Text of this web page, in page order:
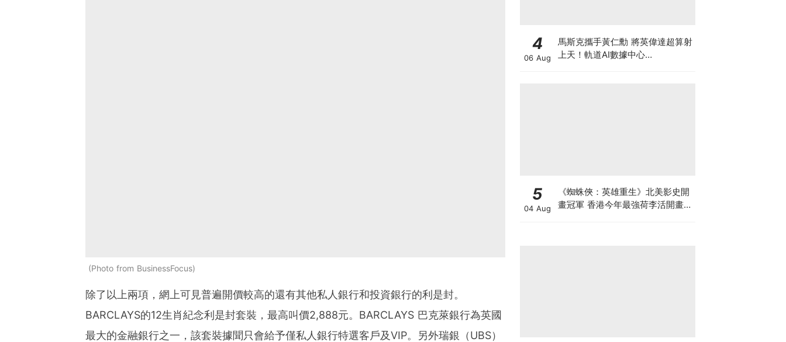
Photo from BusinessFocus
除了以上兩項，網上可見普遍開價較高的還有其他私人銀行和投資銀行的利是封。
BARCLAYS的12生肖紀念利是封套裝，最高叫價2,888元。BARCLAYS 巴克萊銀行為英國
最大的金融銀行之一，該套裝據聞只會給予僅私人銀行特選客戶及VIP。另外瑞銀（UBS）
4
06 Aug
馬斯克攜手黃仁勳 將英偉達超算射
上天！軌道AI數據中心
5
04 Aug
《蜘蛛俠：英雄重生》北美影史開
畫冠軍 香港今年最強荷李活開畫